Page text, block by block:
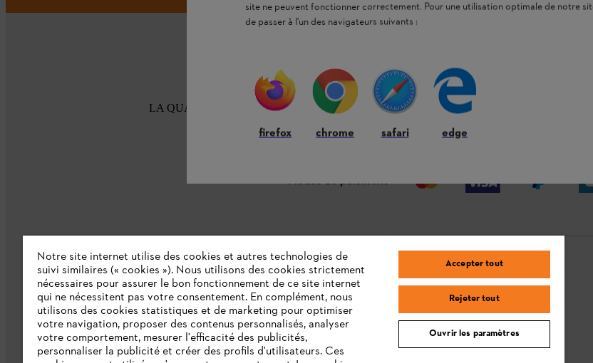
LA QUALITÉ STIHL DEPUIS 100 ANS
LIVRAISON À DOMICILE OU CHEZ
Modes de paiement
L'Entreprise
Collections STIHL
Qui sommes-nous ?
Questions / Réponses
Moyens de paiement
Livraison
site ne peuvent fonctionner correctement. Pour une utilisation optimale de notre
de passer à l'un des navigateurs suivants :
firefox chrome safari edge
Notre site internet utilise des cookies et autres technologies de
suivi similaires (« cookies »). Nous utilisons des cookies strictement
nécessaires pour assurer le bon fonctionnement de ce site internet
qui ne nécessitent pas votre consentement. En complément, nous
utilisons des cookies statistiques et de marketing pour optimiser
votre navigation, proposer des contenus personnalisés, analyser
votre comportement, mesurer l'efficacité des publicités,
personnaliser la publicité et créer des profils d'utilisateurs. Ces
Accepter tout
Rejeter tout
Ouvrir les paramètres